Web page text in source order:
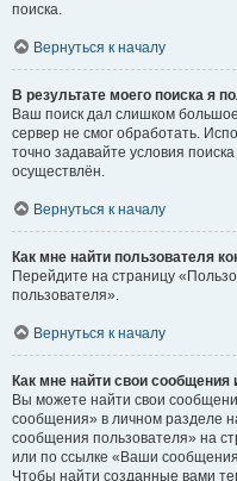
поиска.
Вернуться к началу
В результате моего поиска я
Ваш поиск дал слишком
сервер не смог обработать.
точно задавайте условия
осуществлён.
Вернуться к началу
Как мне найти пользователя
Перейдите на страницу
пользователя».
Вернуться к началу
Как мне найти свои
Вы можете найти свои
сообщения» в личном разделе
сообщения пользователя» на
или по ссылке «Ваши
Чтобы найти созданные вами